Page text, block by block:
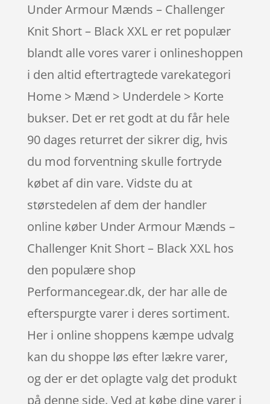
Under Armour Mænds – Challenger
Knit Short – Black XXL er ret populær
blandt alle vores varer i onlineshoppen
i den altid eftertragtede varekategori
Home > Mænd > Underdele > Korte
bukser. Det er ret godt at du får hele
90 dages returret der sikrer dig, hvis
du mod forventning skulle fortryde
købet af din vare. Vidste du at
størstedelen af dem der handler
online køber Under Armour Mænds –
Challenger Knit Short – Black XXL hos
den populære shop
Performancegear.dk, der har alle de
efterspurgte varer i deres sortiment.
Her i online shoppens kæmpe udvalg
kan du shoppe løs efter lækre varer,
og der er det oplagte valg det produkt
på denne side. Ved at købe dine varer i